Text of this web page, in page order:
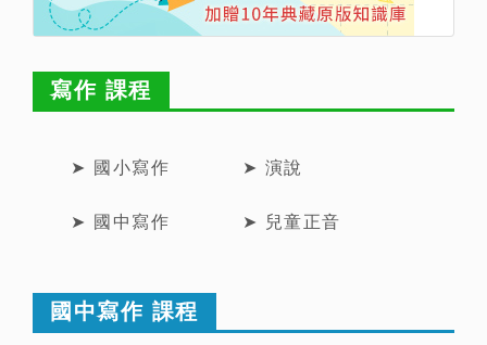
寫作 課程
➤ 國小寫作 ➤ 演說
➤ 國中寫作 ➤ 兒童正音
國中寫作 課程